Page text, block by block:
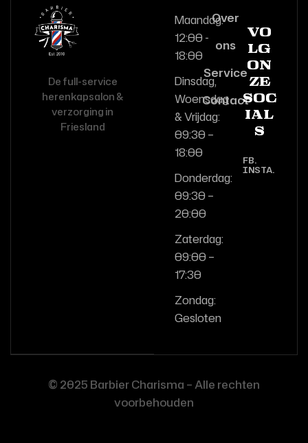
De full-service
herenkapsalon &
verzorging in
Friesland
Maandag:
12:00 -
18:00
Dinsdag,
Woensdag
& Vrijdag:
09:30 –
18:00
Donderdag:
09:30 –
20:00
Zaterdag:
09:00 –
17:30
Zondag:
Gesloten
Over
ons
Service
Contact
Vo
lg
on
ze
soc
ial
s
FB.
INSTA.
© 2025 Barbier Charisma – Alle rechten
voorbehouden